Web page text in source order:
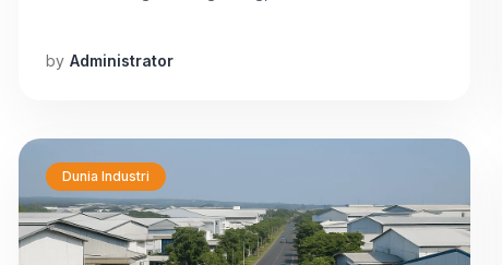
tol, pelabuhan, dan bandara. Selain itu,
bisnis mereka. Ada hal […]
by Administrator
Dunia Industri